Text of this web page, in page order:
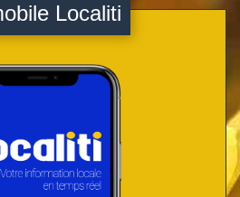
Localiti